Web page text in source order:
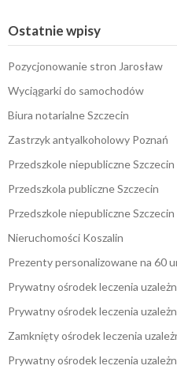
Ostatnie wpisy
Pozycjonowanie stron Jarosław
Wyciągarki do samochodów
Biura notarialne Szczecin
Zastrzyk antyalkoholowy Poznań
Przedszkole niepubliczne Szczecin
Przedszkola publiczne Szczecin
Przedszkole niepubliczne Szczecin
Nieruchomości Koszalin
Prezenty personalizowane na 60
Prywatny ośrodek leczenia
Prywatny ośrodek leczenia
Zamknięty ośrodek leczenia
Prywatny ośrodek leczenia